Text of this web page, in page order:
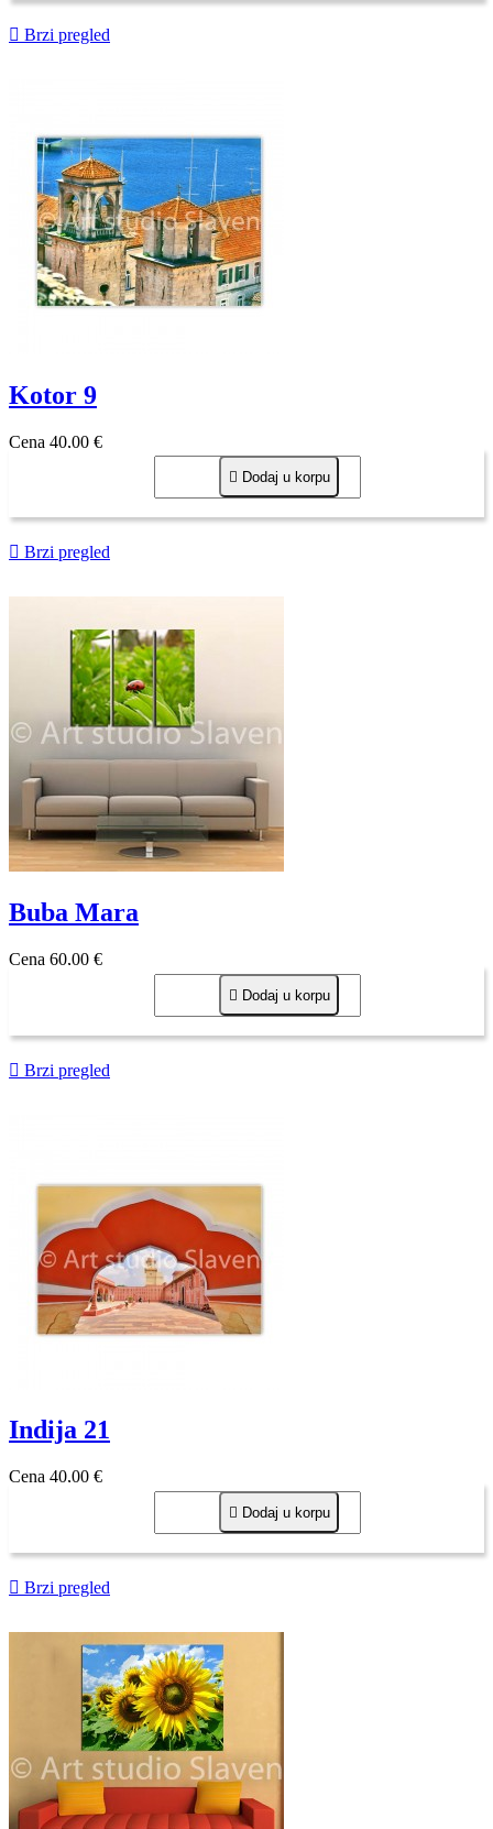
 Brzi pregled
Kotor 9
Cena 40,00 €
 Dodaj u korpu
 Brzi pregled
Buba Mara
Cena 60,00 €
 Dodaj u korpu
 Brzi pregled
Indija 21
Cena 40,00 €
 Dodaj u korpu
 Brzi pregled